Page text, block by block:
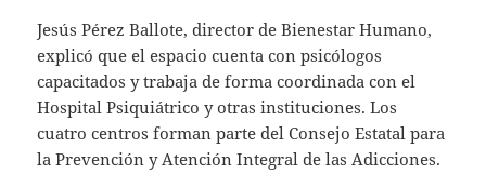
Jesús Pérez Ballote, director de Bienestar Humano,
explicó que el espacio cuenta con psicólogos
capacitados y trabaja de forma coordinada con el
Hospital Psiquiátrico y otras instituciones. Los
cuatro centros forman parte del Consejo Estatal para
la Prevención y Atención Integral de las Adicciones.